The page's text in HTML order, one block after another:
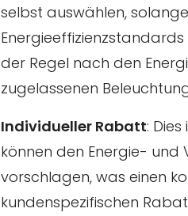
selbst auswählen,
der Regel nach den
zugelassenen
Individueller Rabatt:
können den Energie-
vorschlagen, was einen
kundenspezifischen